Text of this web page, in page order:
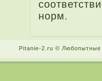
норм.
Pitanie-2.ru ©